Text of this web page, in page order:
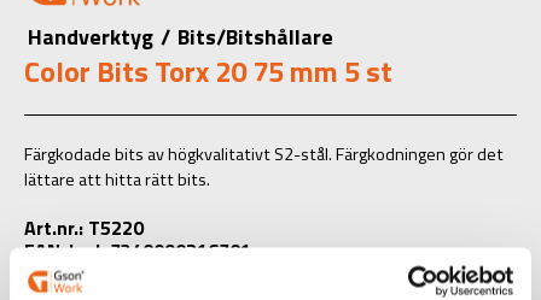
Handverktyg / Bits/Bitshållare
Color Bits Torx 20 75 mm 5 st
Färgkodade bits av högkvalitativt S2-stål. Färgkodningen gör det
lättare att hitta rätt bits.
Art.nr.: T5220
EAN-kod: 7340090216701